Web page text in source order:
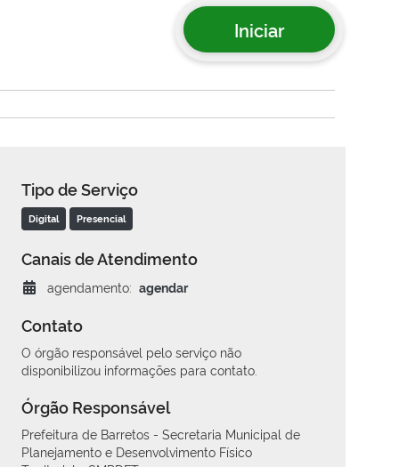
Iniciar
Tipo de Serviço
Digital Presencial
Canais de Atendimento
agendamento: agendar
Contato
O órgão responsável pelo serviço não
disponibilizou informações para contato.
Órgão Responsável
Prefeitura de Barretos - Secretaria Municipal de
Planejamento e Desenvolvimento Físico